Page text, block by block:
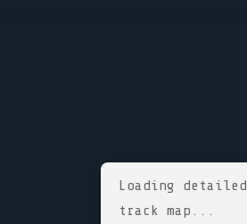
Loading detailed
track map...